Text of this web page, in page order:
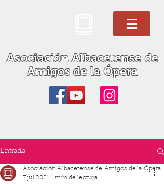
Asociación Albacetense de
Amigos de la Ópera
Entrada
Asociación Albacetense de Amigos de la Ópera
7 jul 2021 1 min de lectura